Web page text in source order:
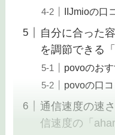
IIJmioの口
自分に合った
を調節できる「
povoのお
povoの口
通信速度の速
信速度の「